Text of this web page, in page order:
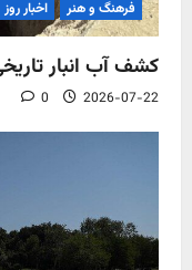
فرهنگ و هنر اخبار روز
کشف آب‌ انبار
2026-07-22
0